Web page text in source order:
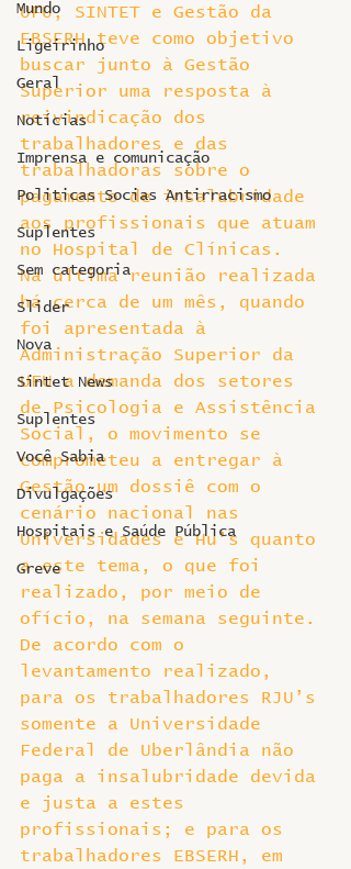
Mundo
Ligeirinho
Geral
Notícias
Imprensa e comunicação
Politicas Socias Antirracismo
Suplentes
Sem categoria
Slider
Nova
Sintet News
Suplentes
Você Sabia
Divulgações
Hospitais e Saúde Pública
Greve
UFU, SINTET e Gestão da
EBSERH teve como objetivo
buscar junto à Gestão
Superior uma resposta à
reivindicação dos
trabalhadores e das
trabalhadoras sobre o
pagamento de insalubridade
aos profissionais que atuam
no Hospital de Clínicas.
Na última reunião realizada
há cerca de um mês, quando
foi apresentada à
Administração Superior da
UFU a demanda dos setores
de Psicologia e Assistência
Social, o movimento se
comprometeu a entregar à
Gestão um dossiê com o
cenário nacional nas
Universidades e Hu’s quanto
a este tema, o que foi
realizado, por meio de
ofício, na semana seguinte.
De acordo com o
levantamento realizado,
para os trabalhadores RJU’s
somente a Universidade
Federal de Uberlândia não
paga a insalubridade devida
e justa a estes
profissionais; e para os
trabalhadores EBSERH, em